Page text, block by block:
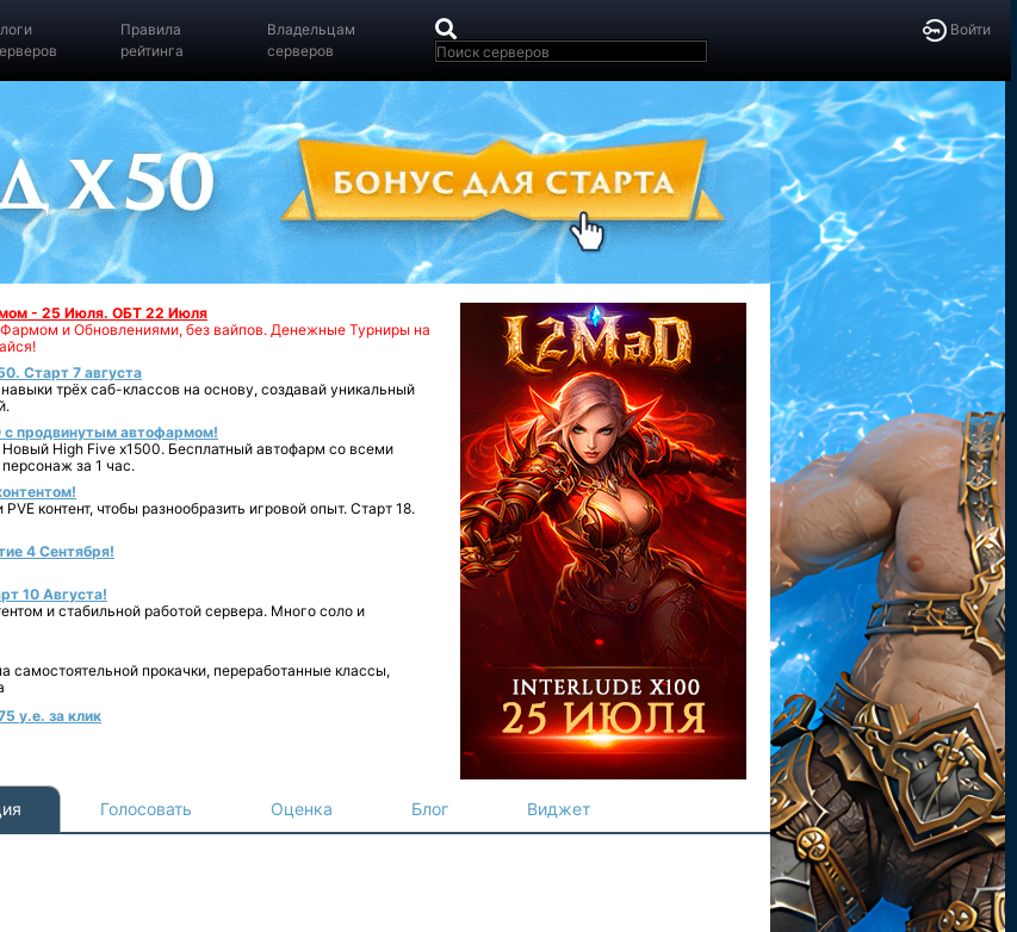
Войти
Правила
рейтинга
Владельцам
серверов
- 25 Июля. ОБТ 22 Июля
и Обновлениями, без вайпов. Денежные Турниры на
Старт 7 августа
трёх саб-классов на основу, создавай уникальный
с продвинутым автофармом!
High Five x1500. Бесплатный автофарм со всеми
за 1 час.
контент, чтобы разнообразить игровой опыт. Старт 18.
4 Сентября!
10 Августа!
и стабильной работой сервера. Много соло и
самостоятельной прокачки, переработанные классы,
у.е. за клик
Голосовать Оценка Блог Виджет